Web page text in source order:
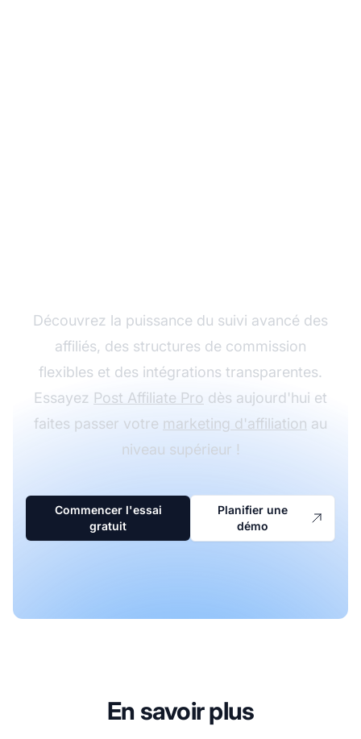
Découvrez la puissance du suivi avancé des
affiliés, des structures de commission
flexibles et des intégrations transparentes.
Essayez Post Affiliate Pro dès aujourd'hui et
faites passer votre marketing d'affiliation au
niveau supérieur !
Commencer l'essai
gratuit
Planifier une
démo
En savoir plus